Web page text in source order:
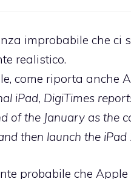
improbabile che
realistico.
come riporta anche
iPad, DigiTimes
of the January as the
then launch the iPad
probabile che